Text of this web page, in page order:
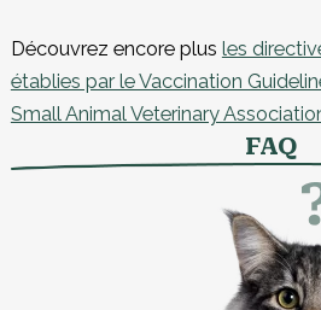
Découvrez encore plus les
établies par le Vaccination
Small Animal Veterinary
FAQ